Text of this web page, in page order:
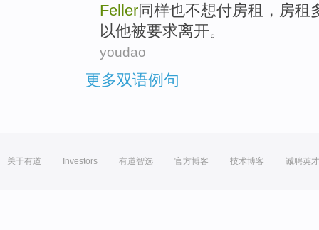
Feller同样也不想付房租 ，房租
以他被要求离开。
youdao
更多双语例句
关于有道 Investors 有道智选 官方博客 技术博客 诚聘英才